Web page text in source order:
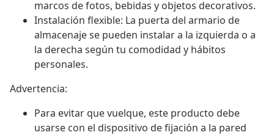
marcos de fotos, bebidas y objetos decorativos.
Instalación flexible: La puerta del armario de
almacenaje se pueden instalar a la izquierda o a
la derecha según tu comodidad y hábitos
personales.
Advertencia:
Para evitar que vuelque, este producto debe
usarse con el dispositivo de fijación a la pared